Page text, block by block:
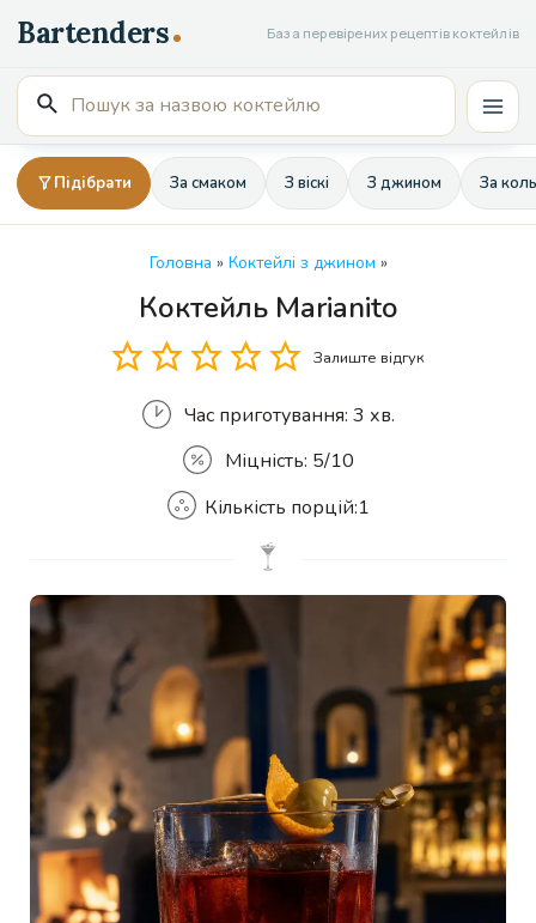
до
вмісту
База перевірених рецептів коктейлів
Пошук
для:
Підібрати За смаком З віскі З джином За
Головна » Коктейлі з джином »
Коктейль Marianito
Залиште відгук
Час приготування: 3 хв.
Міцність: 5/10
Кількість
Кількість порцій:1